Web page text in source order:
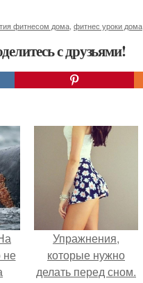
фитнесом дома фитнес уроки дома
с друзьями!
не
Упражнения,
которые нужно
делать перед сном.